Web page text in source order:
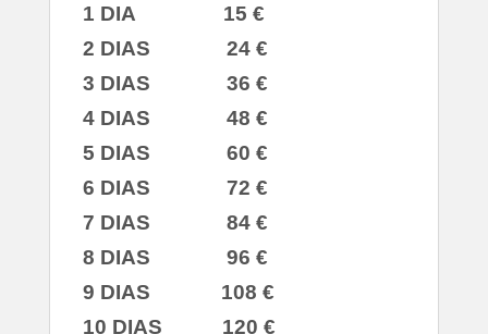
1 DIA 15 €
2 DIAS 24 €
3 DIAS 36 €
4 DIAS 48 €
5 DIAS 60 €
6 DIAS 72 €
7 DIAS 84 €
8 DIAS 96 €
9 DIAS 108 €
10 DIAS 120 €